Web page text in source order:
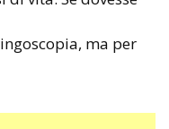
ma per